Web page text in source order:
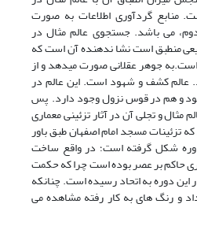
منابع گردآوری اطلاعات به صورت
می باشد. جستجوی عالم مثال در
منطبق است نشا ندهنده آن است که
جوهر عقلانی صورت میدهد و از
عالم کشف و شهود است. این عالم در
و هم در قوس نزول وجود دارد. پس
مثال و تجلی آن در آثار تزئینی معماری
تزئینات مسجد امام اصفهان طبق باور
شکل گرفته است؛ در واقع ساخت
حاکم بر عصر بوده است چرا که حکمت
دوره به اتحاد رسیده است. چنانکه
و رنگ های به کار رفته مشاهده می